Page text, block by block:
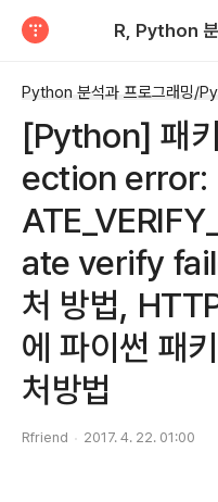
[Python] 패
ection error:
ate verify
처 방법,
에 파이썬 패
처방법
Rfriend 2017. 4. 22. 01:00